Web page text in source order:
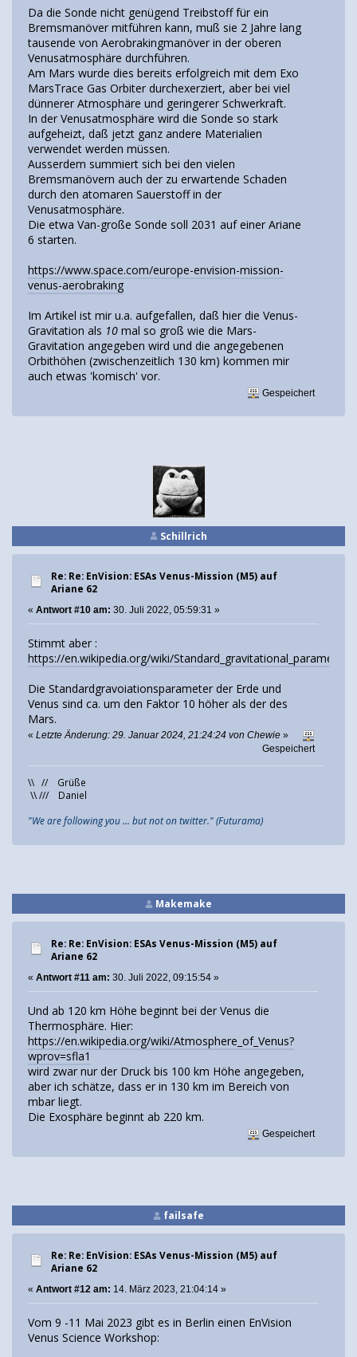
Da die Sonde nicht genügend Treibstoff für ein
Bremsmanöver mitführen kann, muß sie 2 Jahre lang
tausende von Aerobrakingmanöver in der oberen
Venusatmosphäre durchführen.
Am Mars wurde dies bereits erfolgreich mit dem Exo
MarsTrace Gas Orbiter durchexerziert, aber bei viel
dünnerer Atmosphäre und geringerer Schwerkraft.
In der Venusatmosphäre wird die Sonde so stark
aufgeheizt, daß jetzt ganz andere Materialien
verwendet werden müssen.
Ausserdem summiert sich bei den vielen
Bremsmanövern auch der zu erwartende Schaden
durch den atomaren Sauerstoff in der
Venusatmosphäre.
Die etwa Van-große Sonde soll 2031 auf einer Ariane
6 starten.
https://www.space.com/europe-envision-mission-
venus-aerobraking
Im Artikel ist mir u.a. aufgefallen, daß hier die Venus-
Gravitation als 10 mal so groß wie die Mars-
Gravitation angegeben wird und die angegebenen
Orbithöhen (zwischenzeitlich 130 km) kommen mir
auch etwas 'komisch' vor.
Gespeichert
Schillrich
Re: Re: EnVision: ESAs Venus-Mission (M5) auf
Ariane 62
« Antwort #10 am: 30. Juli 2022, 05:59:31 »
Stimmt aber :
https://en.wikipedia.org/wiki/Standard_gravitational_parameter
Die Standardgravoiationsparameter der Erde und
Venus sind ca. um den Faktor 10 höher als der des
Mars.
« Letzte Änderung: 29. Januar 2024, 21:24:24 von Chewie »
Gespeichert
\\ // Grüße
\\ /// Daniel
"We are following you ... but not on twitter." (Futurama)
Makemake
Re: Re: EnVision: ESAs Venus-Mission (M5) auf
Ariane 62
« Antwort #11 am: 30. Juli 2022, 09:15:54 »
Und ab 120 km Höhe beginnt bei der Venus die
Thermosphäre. Hier:
https://en.wikipedia.org/wiki/Atmosphere_of_Venus?
wprov=sfla1
wird zwar nur der Druck bis 100 km Höhe angegeben,
aber ich schätze, dass er in 130 km im Bereich von
mbar liegt.
Die Exosphäre beginnt ab 220 km.
Gespeichert
failsafe
Re: Re: EnVision: ESAs Venus-Mission (M5) auf
Ariane 62
« Antwort #12 am: 14. März 2023, 21:04:14 »
Vom 9 -11 Mai 2023 gibt es in Berlin einen EnVision
Venus Science Workshop: